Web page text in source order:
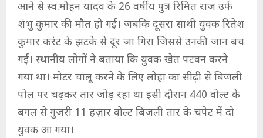
आने से स्व.मोहन यादव के 26 वर्षीय पुत्र रिमित राज उर्फ
शंभु कुमार की मौत हो गई। जबकि दूसरा साथी युवक रितेश
कुमार करंट के झटके से दूर जा गिरा जिससे उनकी जान बच
गई। स्थानीय लोगों ने बताया कि युवक खेत पटवन करने
गया था। मोटर चालू करने के लिए लोहा का सीढ़ी से बिजली
पोल पर चढ़कर तार जोड़ रहा था इसी दौरान 440 वोल्ट के
बगल से गुजरी 11 हज़ार वोल्ट बिजली तार के चपेट में दो
युवक आ गया।